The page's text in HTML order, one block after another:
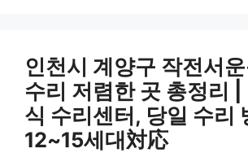
인천시 계양구 작전서
수리 저렴한 곳 총정리 |
식 수리센터, 당일 수리
12~15세대対応